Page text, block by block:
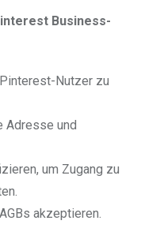
Business-
Nutzer zu
Adresse und
um Zugang zu
akzeptieren.